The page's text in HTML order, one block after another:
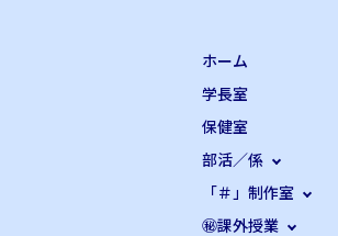
ホーム
学長室
保健室
部活／係
「＃」制作室
㊙課外授業